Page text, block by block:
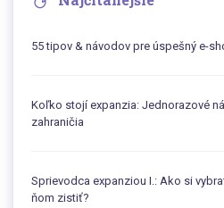
55 tipov & návodov pre úspešný e-
Koľko stojí expanzia: Jednorazové
zahraničia
Sprievodca expanziou I.: Ako si
ňom zistiť?